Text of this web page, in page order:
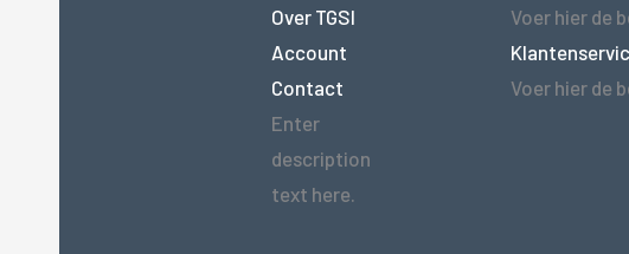
Over TGSI
Account
Contact
Enter
description
text here.
Voer hier de
Voer hier de